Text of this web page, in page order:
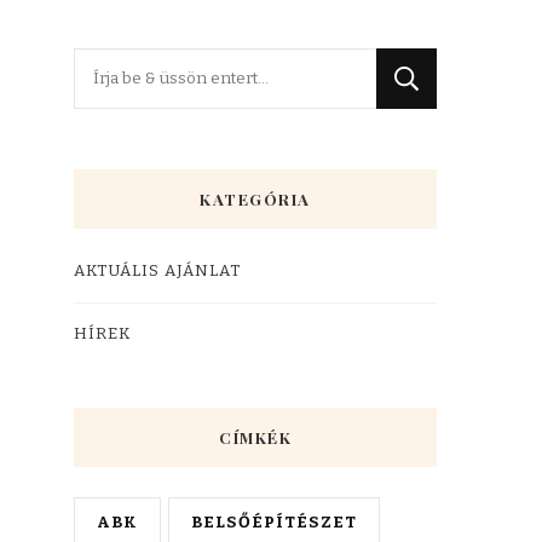
Keres
KATEGÓRIA
AKTUÁLIS AJÁNLAT
HÍREK
CÍMKÉK
ABK BELSŐÉPÍTÉSZET